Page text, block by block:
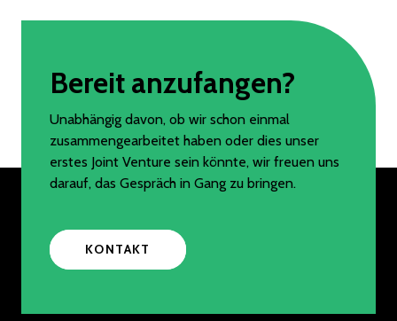
Bereit anzufangen?
Unabhängig davon, ob wir schon einmal
zusammengearbeitet haben oder dies unser
erstes Joint Venture sein könnte, wir freuen uns
darauf, das Gespräch in Gang zu bringen.
KONTAKT